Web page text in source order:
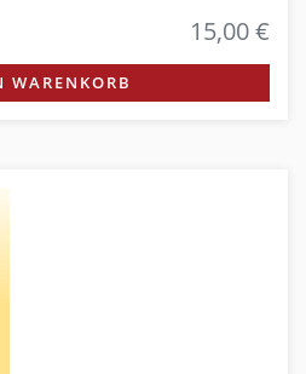
15,00 €
WARENKORB